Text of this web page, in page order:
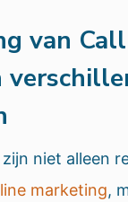
van
niet alleen
marketing,